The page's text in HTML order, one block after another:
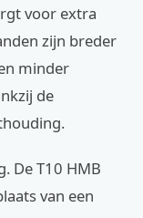
voor extra
zijn breder
minder
de
De T10 HMB
van een